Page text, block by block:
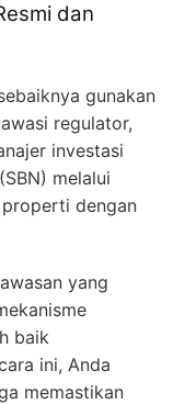
dan
gunakan
regulator,
investasi
melalui
dengan
yang
baik
ini, Anda
memastikan